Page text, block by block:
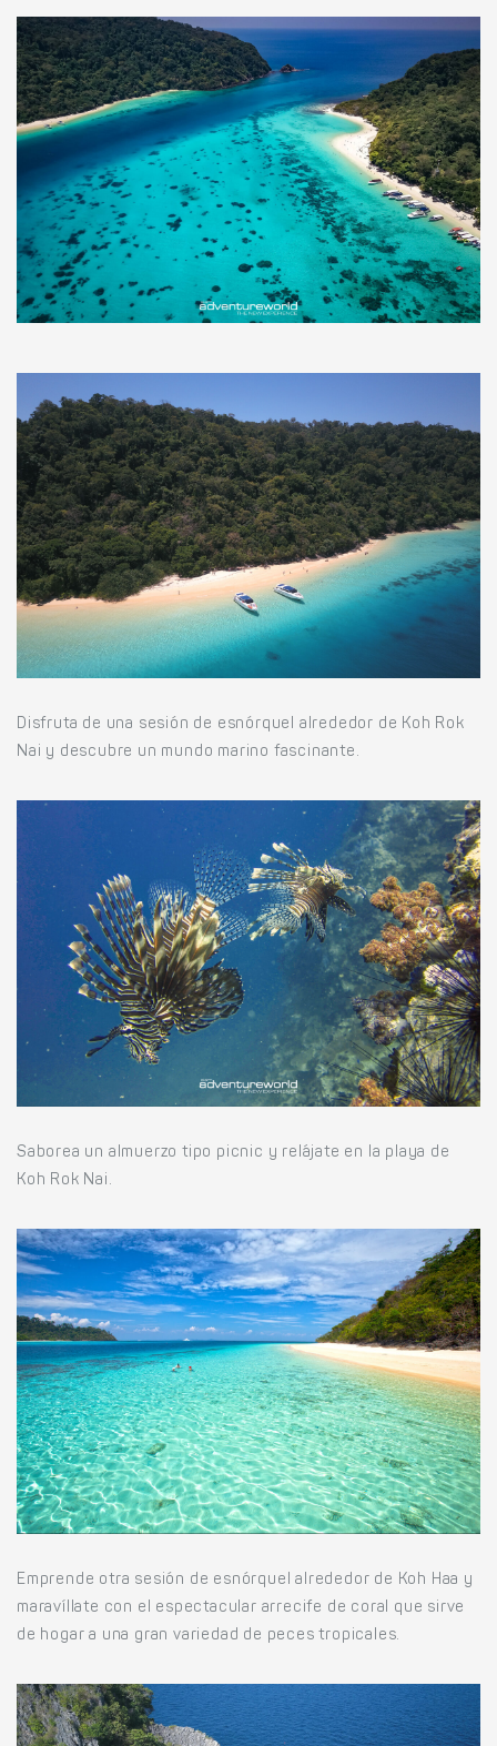
Disfruta de una sesión de esnórquel alrededor de Koh Rok
Nai y descubre un mundo marino fascinante.
Saborea un almuerzo tipo picnic y relájate en la playa de
Koh Rok Nai.
Emprende otra sesión de esnórquel alrededor de Koh Haa y
maravíllate con el espectacular arrecife de coral que sirve
de hogar a una gran variedad de peces tropicales.